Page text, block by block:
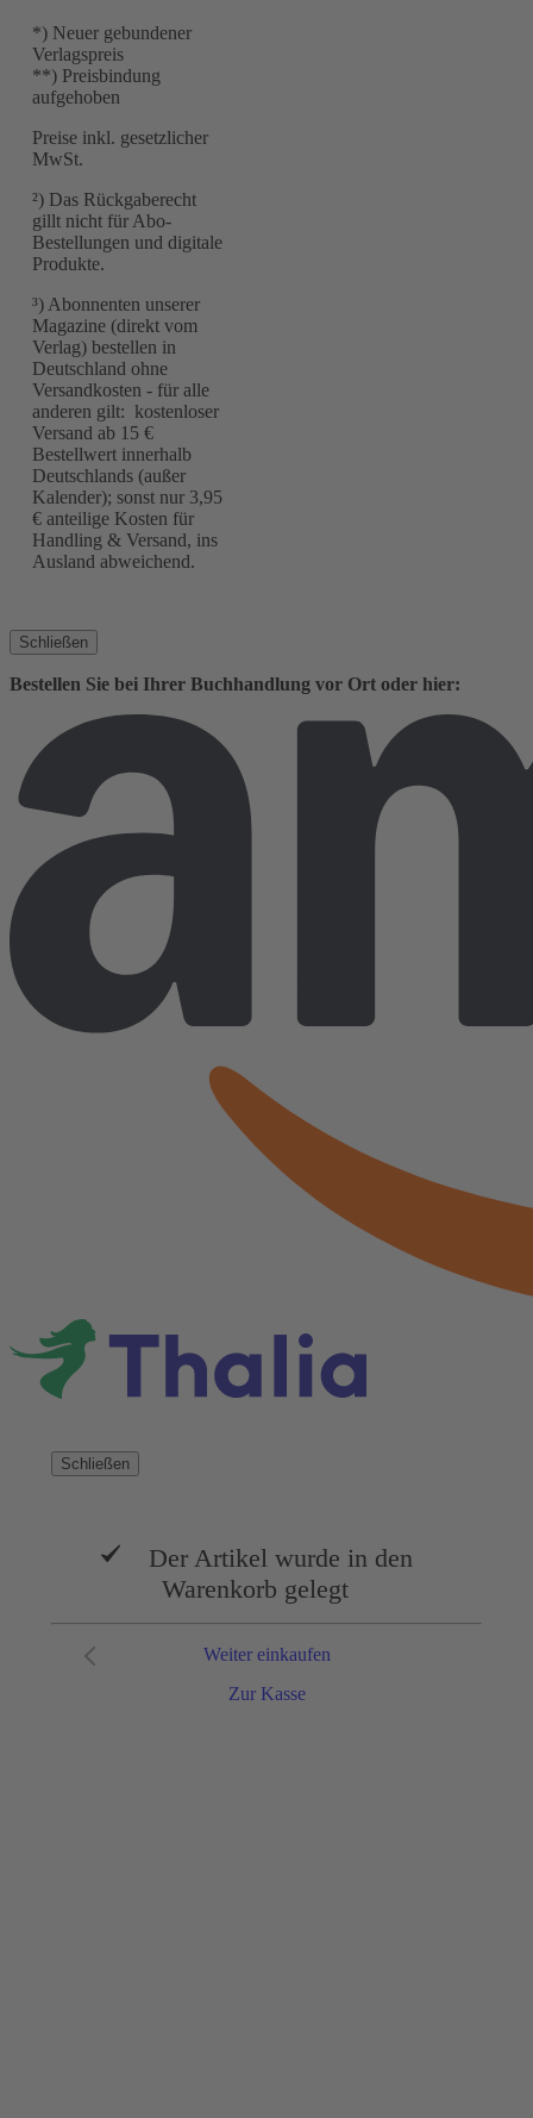
*) Neuer gebundener
Verlagspreis
**) Preisbindung
aufgehoben
Preise inkl. gesetzlicher
MwSt.
²) Das Rückgaberecht
gillt nicht für Abo-
Bestellungen und digitale
Produkte.
³) Abonnenten unserer
Magazine (direkt vom
Verlag) bestellen in
Deutschland ohne
Versandkosten - für alle
anderen gilt: kostenloser
Versand ab 15 €
Bestellwert innerhalb
Deutschlands (außer
Kalender); sonst nur 3,95
€ anteilige Kosten für
Handling & Versand, ins
Ausland abweichend.
Schließen
Bestellen Sie bei Ihrer Buchhandlung vor Ort oder hier:
Schließen
Der Artikel wurde in den
Warenkorb gelegt
Zur Kasse
Weiter einkaufen